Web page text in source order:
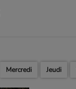
Mercredi Jeudi